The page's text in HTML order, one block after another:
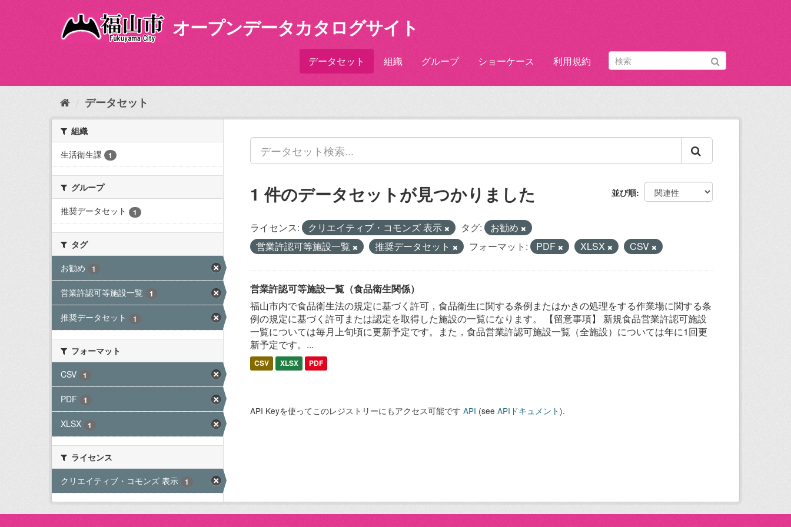
内
オープンデータカタログサイト
データセット 組織 グループ ショーケース 利用規約
データセット
組織
生活衛生課
1
グループ
推奨データセット
1
タグ
お勧め
1
営業許認可等施設一覧 1
推奨データセット 1
フォーマット
CSV
1
PDF 1
XLSX 1
ライセンス
クリエイティブ・コモンズ 表示
1
並び順
1 件のデータセットが見つかりました
ライセンス: クリエイティブ・コモンズ 表示 タグ:
お勧め
営業許認可等施設一覧
推奨データセット フォーマット: PDF XLSX CSV
営業許認可等施設一覧（食品衛生関係）
福山市内で食品衛生法の規定に基づく許可，食品衛生に関する条例またはかきの処理をする作業場に関する条
例の規定に基づく許可または認定を取得した施設の一覧になります。 【留意事項】 新規食品営業許認可施設
一覧については毎月上旬頃に更新予定です。また，食品営業許認可施設一覧（全施設）については年に1回更
新予定です。...
CSV XLSX PDF
API Keyを使ってこのレジストリーにもアクセス可能です API (see APIドキュメント).